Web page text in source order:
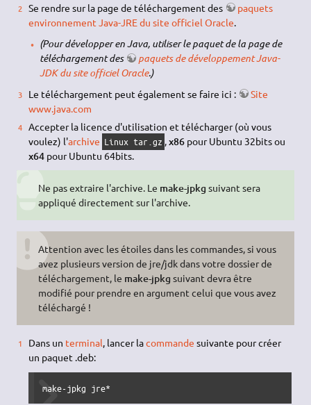
Se rendre sur la page de téléchargement des
paquets
environnement Java-JRE du site officiel Oracle.
(Pour développer en Java, utiliser le paquet de la page de
téléchargement des
paquets de développement Java-
JDK du site officiel Oracle.)
Le téléchargement peut également se faire ici :
Site
www.java.com
Accepter la licence d'utilisation et télécharger (où vous
voulez) l'archive Linux tar.gz ,x86pour Ubuntu 32bits ou
x64pour Ubuntu 64bits.
Ne pas extraire l'archive. Le make-jpkgsuivant sera
appliqué directement sur l'archive.
Attention avec les étoiles dans les commandes, si vous
avez plusieurs version de jre/jdk dans votre dossier de
téléchargement, le make-jpkg suivant devra être
modifié pour prendre en argument celui que vous avez
téléchargé !
Dans un terminal, lancer lacommande suivante pour créer
un paquet .deb:
make-jpkg jre*